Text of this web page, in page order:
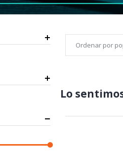
Lo